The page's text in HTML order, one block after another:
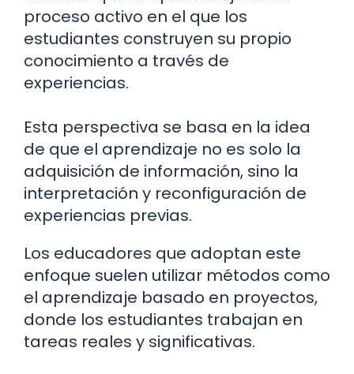
proceso activo en el que los
estudiantes construyen su propio
conocimiento a través de
experiencias.
Esta perspectiva se basa en la idea
de que el aprendizaje no es solo la
adquisición de información, sino la
interpretación y reconfiguración de
experiencias previas.
Los educadores que adoptan este
enfoque suelen utilizar métodos como
el aprendizaje basado en proyectos,
donde los estudiantes trabajan en
tareas reales y significativas.